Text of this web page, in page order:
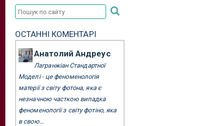
ОСТАННІ КОМЕНТАРІ
Анатолий Андреус
Лагранжіан Стандартної
Моделі - це феноменологія
матерії з світу фотона, яка є
незначною часткою випадка
феноменології з світу фотіно, яка
в свою...